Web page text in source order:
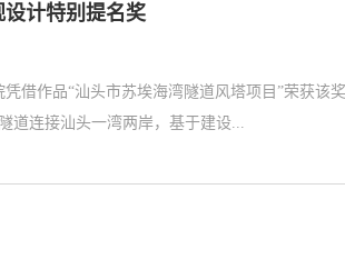
计特别提名奖
借作品“汕头市苏埃海湾隧道风塔项目”荣获该
埃海湾隧道连接汕头一湾两岸，基于建设...